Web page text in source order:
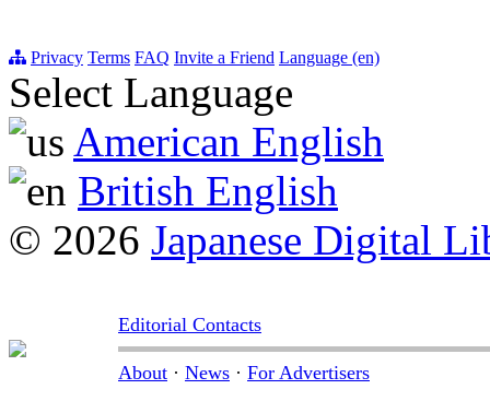
Privacy Terms FAQ Invite a Friend Language (en)
Select Language
American English
British English
© 2026 Japanese Digital
Editorial Contacts
About · News · For Advertisers